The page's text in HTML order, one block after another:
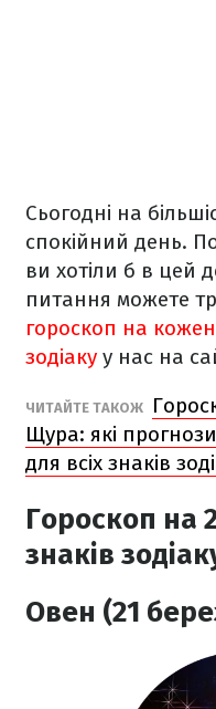
Сьогодні на
спокійний день.
ви хотіли б в цей
питання можете
гороскоп на кожен
зодіаку у нас на
ЧИТАЙТЕ ТАКОЖ
Щура: які
для всіх знаків
Гороскоп на
знаків
Овен (21